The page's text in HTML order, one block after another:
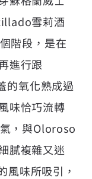
雪莉酒
階段，是在
進行跟
的氧化熟成過
味恰巧流轉
，與Oloroso
膩複雜又迷
風味所吸引，